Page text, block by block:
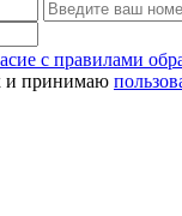
с правилами
и принимаю